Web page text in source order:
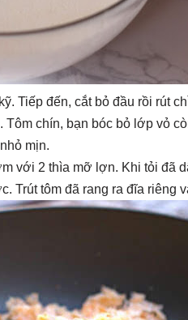
Tiếp đến, cắt bỏ đầu rồi rút
Tôm chín, bạn bóc bỏ lớp vỏ
mịn.
với 2 thìa mỡ lợn. Khi tỏi đã
Trút tôm đã rang ra đĩa riêng